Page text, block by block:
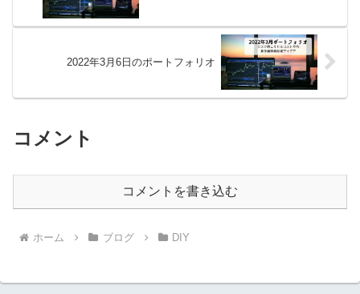
2022年3月6日のポートフォリオ
コメント
コメントを書き込む
ホーム ブログ DIY